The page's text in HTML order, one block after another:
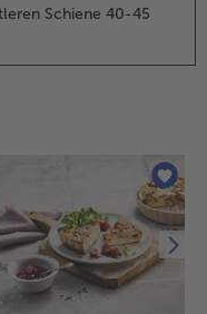
Schiene 40-45